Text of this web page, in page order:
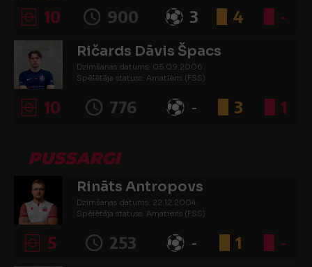
10 900 3 4 -
Ričards Dāvis Špacs
Dzimšanas datums: 05.09.2006.
Spēlētāja statuss: Amatieris (FSS)
10 776 - 3 1
PUSSARGI
Rināts Antropovs
Dzimšanas datums: 22.12.2004.
Spēlētāja statuss: Amatieris (FSS)
5 253 - 1 -